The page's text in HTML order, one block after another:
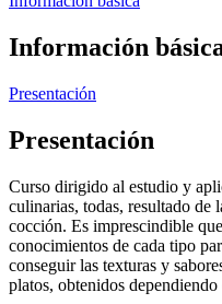
Información
Presentación
Presentación
Curso dirigido al estudio y
culinarias, todas, resultado de
cocción. Es imprescindible
conocimientos de cada tipo
conseguir las texturas y
platos, obtenidos